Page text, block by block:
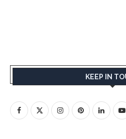
KEEP IN